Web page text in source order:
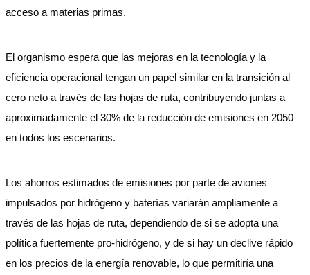
acceso a materias primas.
El organismo espera que las mejoras en la tecnología y la
eficiencia operacional tengan un papel similar en la transición al
cero neto a través de las hojas de ruta, contribuyendo juntas a
aproximadamente el 30% de la reducción de emisiones en 2050
en todos los escenarios.
Los ahorros estimados de emisiones por parte de aviones
impulsados por hidrógeno y baterías variarán ampliamente a
través de las hojas de ruta, dependiendo de si se adopta una
política fuertemente pro-hidrógeno, y de si hay un declive rápido
en los precios de la energía renovable, lo que permitiría una